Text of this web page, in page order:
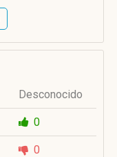
Desconocido
0
0